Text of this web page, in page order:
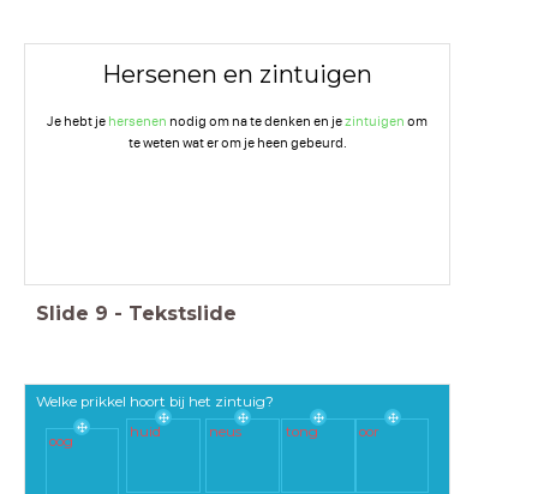
Hersenen en zintuigen
Je hebt je hersenen nodig om na te denken en jezintuigen om
te weten wat er om je heen gebeurd.
Slide 9 - Tekstslide
Welke prikkel hoort bij het zintuig?
oog
oor
huid neus tong